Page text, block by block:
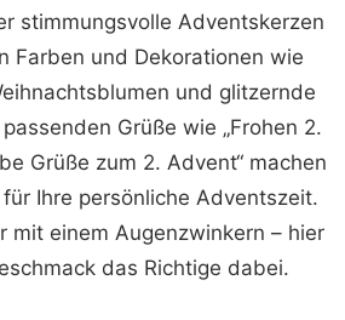
stimmungsvolle Adventskerzen
Farben und Dekorationen wie
und glitzernde
Grüße wie „Frohen 2.
Grüße zum 2. Advent“ machen
Ihre persönliche Adventszeit.
mit einem Augenzwinkern – hier
das Richtige dabei.